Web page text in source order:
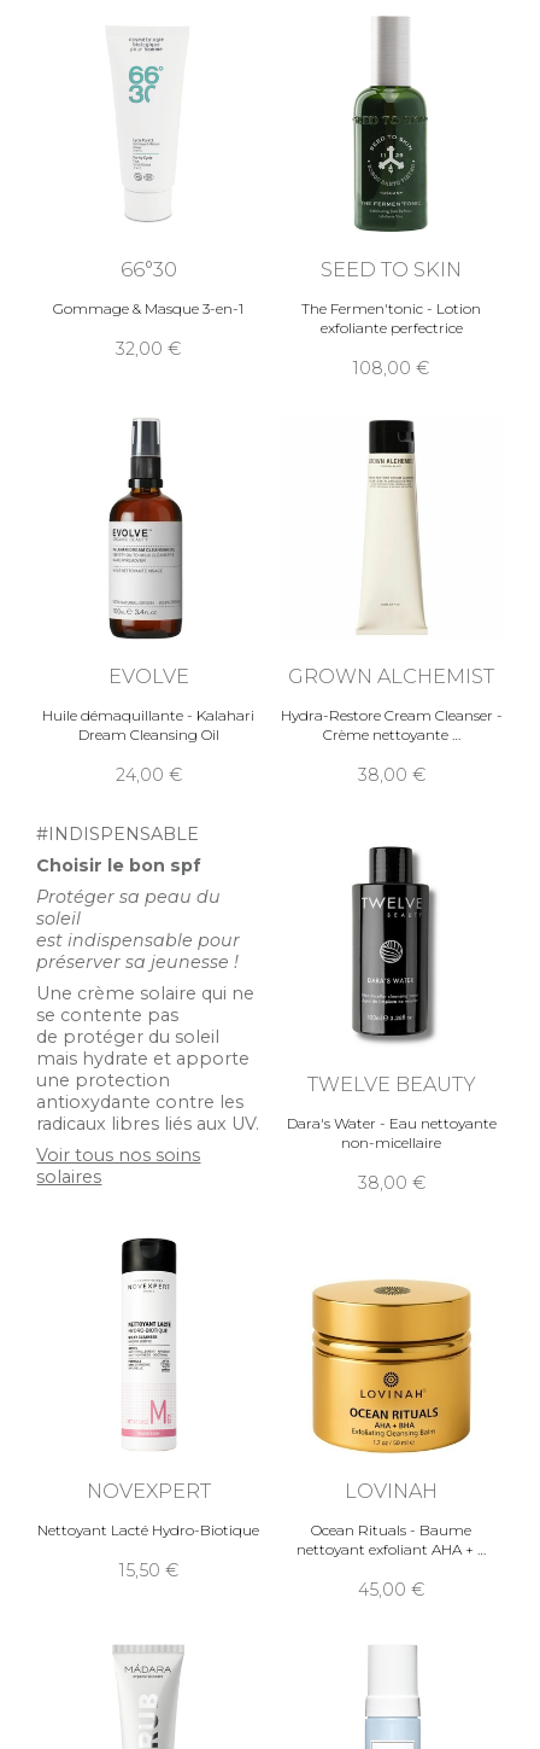
66°30
Gommage & Masque 3-en-1
32,00
SEED TO SKIN
The Fermen'tonic - Lotion
exfoliante perfectrice
108,00
EVOLVE
Huile démaquillante - Kalahari
Dream Cleansing Oil
24,00
GROWN ALCHEMIST
Hydra-Restore Cream Cleanser -
Crème nettoyante
38,00
#INDISPENSABLE
Choisir le bon spf
Protéger sa peau du
soleil
est indispensable pour
préserver sa jeunesse !
Une crème solaire qui ne
se contente pas
de protéger du soleil
mais hydrate et apporte
une protection
antioxydante contre les
radicaux libres liés aux UV.
Voir tous nos soins
solaires
TWELVE BEAUTY
Dara's Water - Eau nettoyante
non-micellaire
38,00
NOVEXPERT
Nettoyant Lacté Hydro-Biotique
15,50
LOVINAH
Ocean Rituals - Baume
nettoyant exfoliant AHA +
45,00